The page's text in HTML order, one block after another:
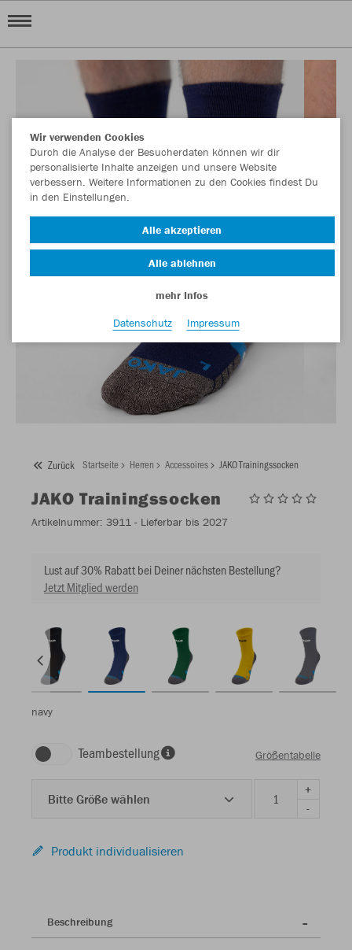
Zurück Startseite Herren Accessoires JAKO Trainingssocken
JAKO Trainingssocken
Artikelnummer: 3911 - Lieferbar bis 2027
Lust auf 30% Rabatt bei Deiner nächsten Bestellung?
Jetzt Mitglied werden
navy
Teambestellung Größentabelle
Bitte Größe wählen
+
-
Produkt individualisieren
Beschreibung
Wir verwenden Cookies
Durch die Analyse der Besucherdaten können wir dir
personalisierte Inhalte anzeigen und unsere Website
verbessern. Weitere Informationen zu den Cookies findest Du
in den Einstellungen.
Alle akzeptieren
Alle ablehnen
mehr Infos
Datenschutz
Impressum